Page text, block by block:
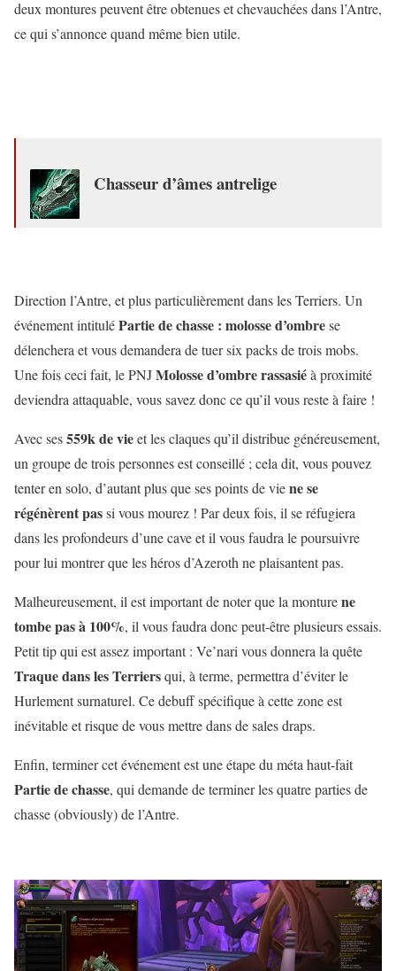
deux montures peuvent être obtenues et chevauchées dans l’Antre,
ce qui s’annonce quand même bien utile.
Chasseur d’âmes antrelige
Direction l’Antre, et plus particulièrement dans les Terriers. Un
événement intituléPartie de chasse : molosse d’ombrese
délenchera et vous demandera de tuer six packs de trois mobs.
Une fois ceci fait, le PNJMolosse d’ombre rassasiéà proximité
deviendra attaquable, vous savez donc ce qu’il vous reste à faire !
Avec ses559k de vieet les claques qu’il distribue généreusement,
un groupe de trois personnes est conseillé ; cela dit, vous pouvez
tenter en solo, d’autant plus que ses points de viene se
régénèrent passi vous mourez ! Par deux fois, il se réfugiera
dans les profondeurs d’une cave et il vous faudra le poursuivre
pour lui montrer que les héros d’Azeroth ne plaisantent pas.
Malheureusement, il est important de noter que la monturene
tombe pas à 100%, il vous faudra donc peut-être plusieurs essais.
Petit tip qui est assez important : Ve’nari vous donnera la quête
Traque dans les Terriersqui, à terme, permettra d’éviter le
Hurlement surnaturel. Ce debuff spécifique à cette zone est
inévitable et risque de vous mettre dans de sales draps.
Enfin, terminer cet événement est une étape du méta haut-fait
Partie de chasse, qui demande de terminer les quatre parties de
chasse (obviously) de l’Antre.